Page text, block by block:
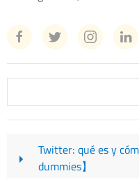
Twitter: qué es y
dummies】